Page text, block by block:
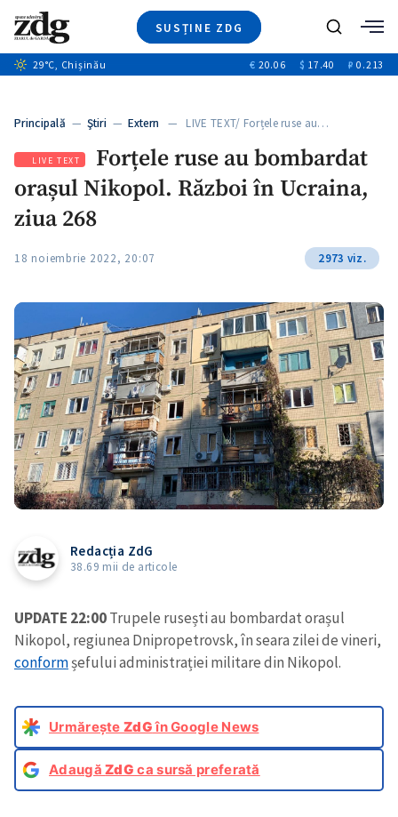
SUSȚINE ZDG
Ştiri
+9
Special
Blog
Caută
29°C, Chișinău € 20.06 $ 17.40 ₽ 0.213
Principală — Ştiri — Extern — LIVE TEXT/ Forțele ruse au…
LIVE TEXT
Forțele ruse au bombardat
orașul Nikopol. Război în Ucraina,
ziua 268
18 noiembrie 2022, 20:07 2973 viz.
Redacția ZdG
38.69 mii de articole
UPDATE 22:00Trupele rusești au bombardat orașul
Nikopol, regiunea Dnipropetrovsk, în seara zilei de vineri,
conformșefului administrației militare din Nikopol.
Urmărește ZdGîn Google News
AdaugăZdG ca sursă preferată